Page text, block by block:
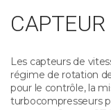
Les capteurs de
régime de rotation
pour le contrôle, la
turbocompresseurs